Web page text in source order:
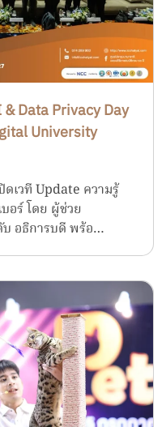
Data Privacy Day
University
เวที Update ความรู้
อร์ โดย ผู้ช่วย
บ อธิการบดี พร้อ…